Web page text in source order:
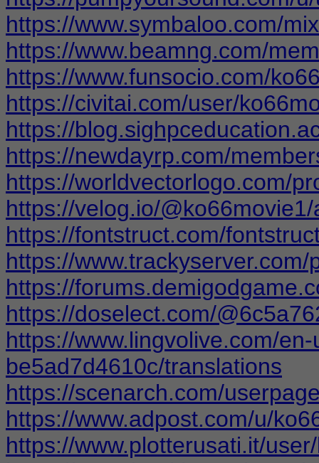
https://www.symbaloo.com/
https://www.beamng.com/
https://www.funsocio.com/
https://civitai.com/user/
https://
https://newdayrp.com/
https://worldvectorlogo.com/
https://velog.io/
https://fontstruct.com/
https://www.trackyserver.com/
https://
https://doselect.com/
https://www.lingvolive.com/
be5ad7d4610c/translations
https://scenarch.com/
https://www.adpost.com/u/
https://www.plotterusati.it/